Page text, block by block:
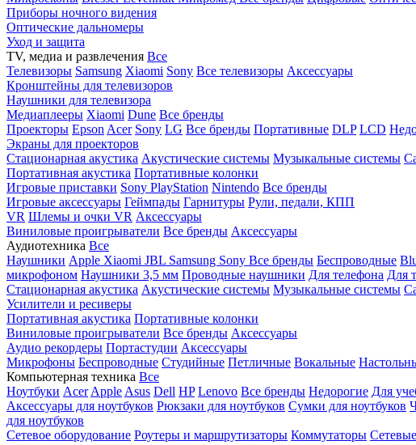
Приборы ночного видения
Оптические дальномеры
Уход и защита
TV, медиа и развлечения Все
Телевизоры Samsung Xiaomi Sony Все телевизоры Аксессуары
Кронштейны для телевизоров
Наушники для телевизора
Медиаплееры Xiaomi Dune Все бренды
Проекторы Epson Acer Sony LG Все бренды Портативные DLP LCD
Экраны для проекторов
Стационарная акустика Акустические системы Музыкальные системы
Портативная акустика Портативные колонки
Игровые приставки Sony PlayStation Nintendo Все бренды
Игровые аксессуары Геймпады Гарнитуры Рули, педали, КПП
VR Шлемы и очки VR Аксессуары
Виниловые проигрыватели Все бренды Аксессуары
Аудиотехника Все
Наушники Apple Xiaomi JBL Samsung Sony Все бренды Беспроводные
микрофоном Наушники 3,5 мм Проводные наушники Для телефона Для
Стационарная акустика Акустические системы Музыкальные системы
Усилители и ресиверы
Портативная акустика Портативные колонки
Виниловые проигрыватели Все бренды Аксессуары
Аудио рекордеры Портастудии Аксессуары
Микрофоны Беспроводные Студийные Петличные Вокальные
Компьютерная техника Все
Ноутбуки Acer Apple Asus Dell HP Lenovo Все бренды Недорогие Для
Аксессуары для ноутбуков Рюкзаки для ноутбуков Сумки для ноутбуков
для ноутбуков
Сетевое оборудование Роутеры и маршрутизаторы Коммутаторы